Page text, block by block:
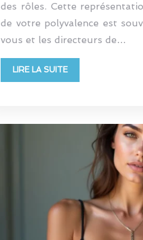
des rôles. Cette
de votre polyvalence est
vous et les directeurs de…
LIRE LA SUITE